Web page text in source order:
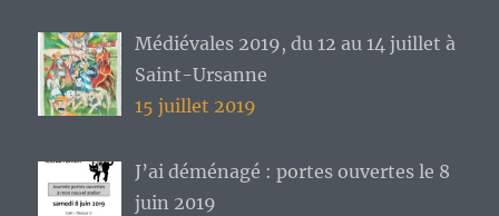
Médiévales 2019, du 12 au 14 juillet à
Saint-Ursanne
15 juillet 2019
J’ai déménagé : portes ouvertes le 8
juin 2019